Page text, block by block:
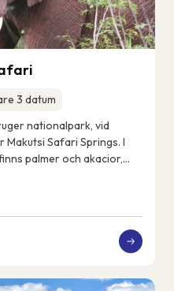
3 datum
nationalpark, vid
Safari Springs. I
palmer och akacior,